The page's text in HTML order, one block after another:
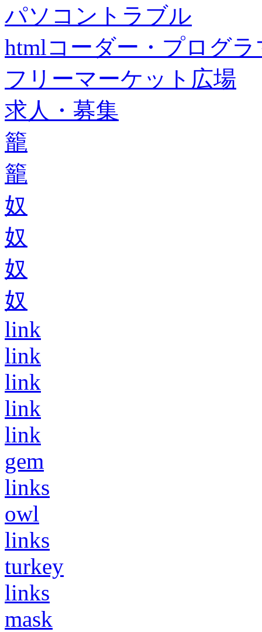
パソコントラブル
htmlコーダー・プログラ
フリーマーケット広場
求人・募集
籠
籠
奴
奴
奴
奴
link
link
link
link
link
gem
links
owl
links
turkey
links
mask